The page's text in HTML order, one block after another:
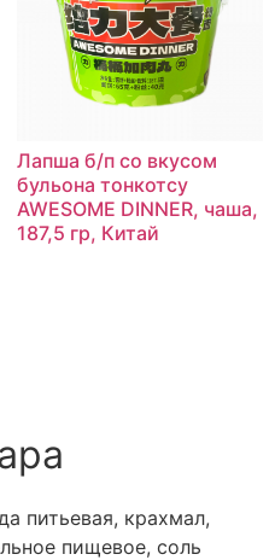
Лапша б/п со вкусом
бульона тонкотсу
AWESOME DINNER, чаша,
187,5 гр, Китай
питьевая, крахмал,
пищевое, соль